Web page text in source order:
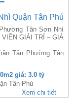
Quận Tân Phú
Tân Sơn Nhì
VIÊN GIẢI TRÍ – GIÁ
Tấn Phường Tân
giá: 3.0 tỷ
Tân Phú
Xem chi tiết